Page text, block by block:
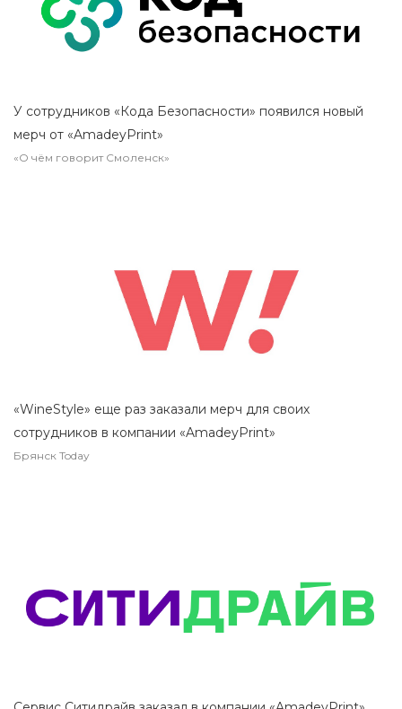
У сотрудников «Кода Безопасности» появился новый
мерч от «AmadeyPrint»
«О чём говорит Смоленск»
«WineStyle» еще раз заказали мерч для своих
сотрудников в компании «AmadeyPrint»
Брянск Today